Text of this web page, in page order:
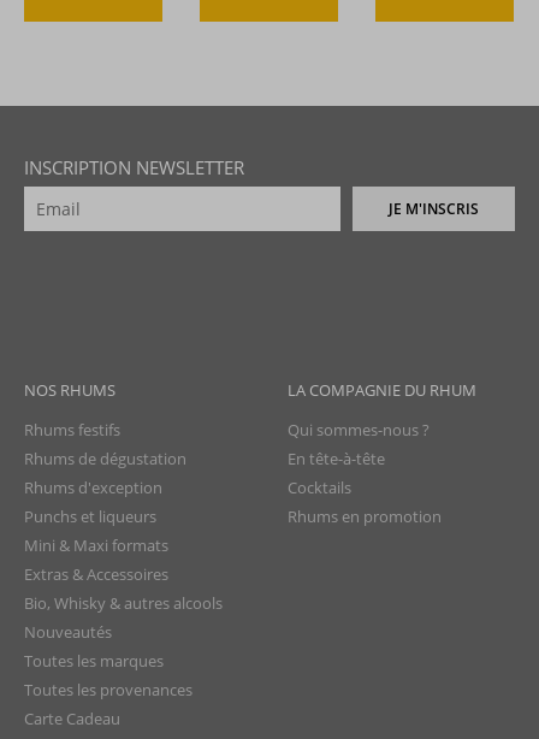
INSCRIPTION NEWSLETTER
JE M'INSCRIS
NOS RHUMS
Rhums festifs
Rhums de dégustation
Rhums d'exception
Punchs et liqueurs
Mini & Maxi formats
Extras & Accessoires
Bio, Whisky & autres alcools
Nouveautés
Toutes les marques
Toutes les provenances
Carte Cadeau
LA COMPAGNIE DU RHUM
Qui sommes-nous ?
En tête-à-tête
Cocktails
Rhums en promotion